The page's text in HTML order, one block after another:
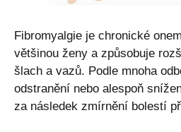
Fibromyalgie je chronické
většinou ženy a způsobuje
šlach a vazů. Podle mnoha
odstranění nebo alespoň
za následek zmírnění bolestí